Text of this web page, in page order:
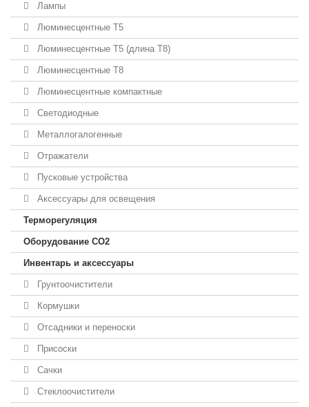
Лампы
Люминесцентные T5
Люминесцентные T5 (длина T8)
Люминесцентные T8
Люминесцентные компактные
Светодиодные
Металлогалогенные
Отражатели
Пусковые устройства
Аксессуары для освещения
Терморегуляция
Оборудование CO2
Инвентарь и аксессуары
Грунтоочистители
Кормушки
Отсадники и переноски
Присоски
Сачки
Стеклоочистители